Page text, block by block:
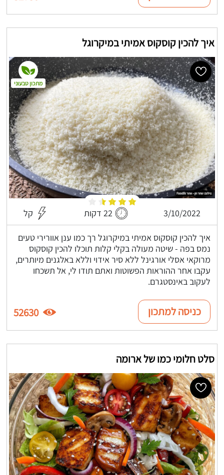
איך להכין קוסקוס אמיתי במיקרוגל
3/10/2022 22 דקות קל
איך להכין קוסקוס אמיתי במיקרוגל רך כמו ענן אוורירי טעים
נמס בפה - שיטה מעולה בקלי קלות תוכלו להכין קוסקוס
מרוקאי אסלי אורגינל ללא סיר אידוי וללא באלגנים מיותרים,
עקבו אחר ההוראות הפשוטות ואתם תודו לי, אל תשכחו
לעקוב באינסטגרם.
מתכון טבעוני
כניסה למתכון 52630
סלט חלומי כמו של ארומה